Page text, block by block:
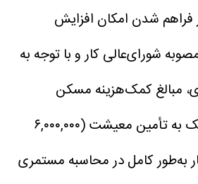
فراهم شدن امکان افزایش
شورای‌عالی کار و با توجه به
مبالغ کمک‌هزینه مسکن
(۲,۷۰۰,۰۰۰ ریال) و کمک به تأمین معیشت (۶,۰۰۰,۰۰۰
به‌طور کامل در محاسبه مستمری